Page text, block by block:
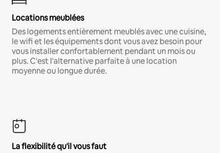
Locations meublées
Des logements entièrement meublés avec une cuisine,
le wifi et les équipements dont vous avez besoin pour
vous installer confortablement pendant un mois ou
plus. C'est l'alternative parfaite à une location
moyenne ou longue durée.
La flexibilité qu'il vous faut